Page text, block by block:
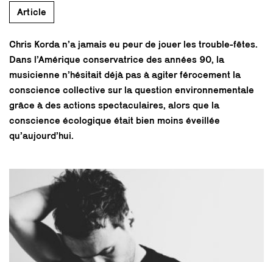
Article
Chris Korda n’a jamais eu peur de jouer les trouble-fêtes.
Dans l’Amérique conservatrice des années 90, la
musicienne n’hésitait déjà pas à agiter férocement la
conscience collective sur la question environnementale
grâce à des actions spectaculaires, alors que la
conscience écologique était bien moins éveillée
qu’aujourd’hui.